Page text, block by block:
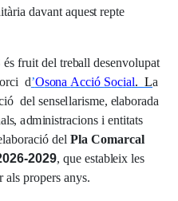
itàriadavant aquest repte
ésfruitdel treballdesenvolupat
rci d’Osona Acció Social.La
iódelsensellarisme, elaborada
als,administracions i entitats
laboració del PlaComarcal
026-2029,que estableixles
ralspropersanys.